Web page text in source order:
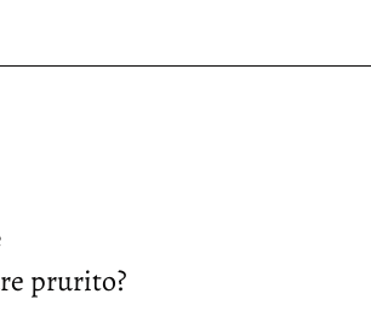
prurito?